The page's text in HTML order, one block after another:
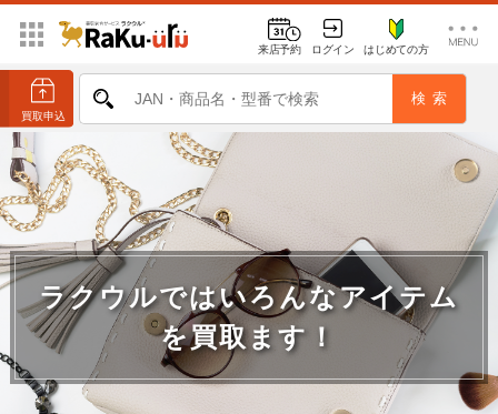
来店予約 ログイン はじめての方
ラクウルではいろんなアイテム
を買取ます！